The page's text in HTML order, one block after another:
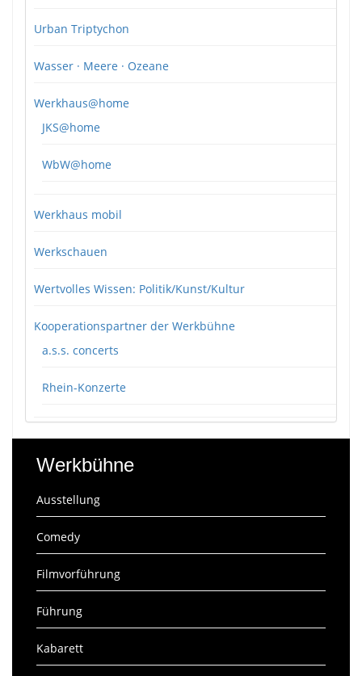
Urban Triptychon
Wasser · Meere · Ozeane
Werkhaus@home
JKS@home
WbW@home
Werkhaus mobil
Werkschauen
Wertvolles Wissen: Politik/Kunst/Kultur
Kooperationspartner der Werkbühne
a.s.s. concerts
Rhein-Konzerte
Werkbühne
Ausstellung
Comedy
Filmvorführung
Führung
Kabarett